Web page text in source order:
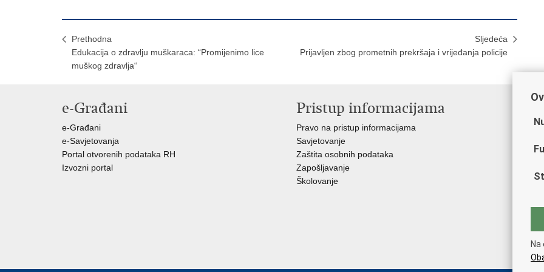
Prethodna
Edukacija o zdravlju muškaraca: “Promijenimo lice
muškog zdravlja“
Sljedeća
Prijavljen zbog prometnih prekršaja i vrijeđanja policije
e-Građani
e-Građani
e-Savjetovanja
Portal otvorenih podataka RH
Izvozni portal
Pristup informacijama
Pravo na pristup informacijama
Savjetovanje
Zaštita osobnih podataka
Zapošljavanje
Školovanje